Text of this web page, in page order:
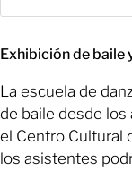
Exhibición de
La escuela de
de baile desde los
el Centro Cultural
los asistentes